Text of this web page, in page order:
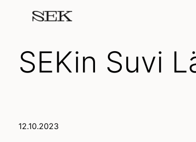
SEKin Suvi
12.10.2023